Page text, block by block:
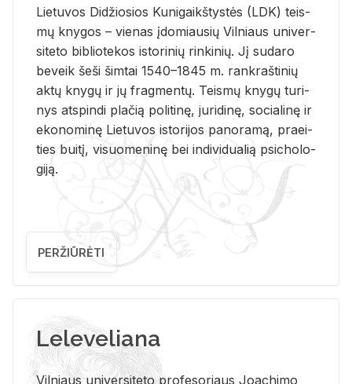
Lie­tu­vos Di­džio­sios Ku­ni­gaikš­tys­tės (LDK) teis­
mų kny­gos – vie­nas įdo­miau­sių Vil­niaus uni­ver­
si­te­to bi­b­lio­te­kos is­to­ri­nių rin­ki­nių. Jį su­da­ro
be­veik šeši šim­tai 1540–1845 m. rank­raš­ti­nių
aktų kny­gų ir jų frag­men­tų. Teis­mų kny­gų tu­ri­
nys at­spin­di pla­čią po­li­ti­nę, ju­ri­di­nę, so­cia­li­nę ir
eko­no­mi­nę Lie­tu­vos is­to­ri­jos pa­no­ra­mą, pra­ei­
ties bui­tį, vi­suo­me­ni­nę bei in­di­vi­dua­lią psi­cho­lo­
gi­ją.
PERŽIŪRĖTI
Leleveliana
Vil­niaus uni­ver­si­te­to pro­fe­so­riaus Jo­a­chi­mo